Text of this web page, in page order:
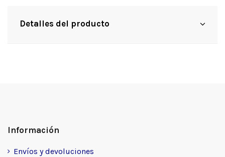
Detalles del producto
Información
Envíos y devoluciones